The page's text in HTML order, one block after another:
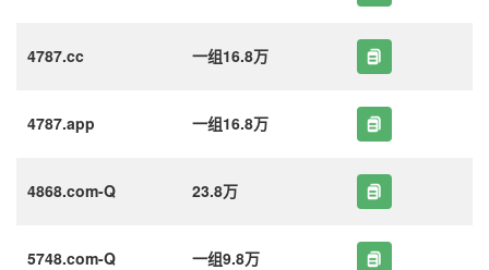
4787.cc 一组16.8万
4787.app 一组16.8万
4868.com-Q 23.8万
5748.com-Q 一组9.8万